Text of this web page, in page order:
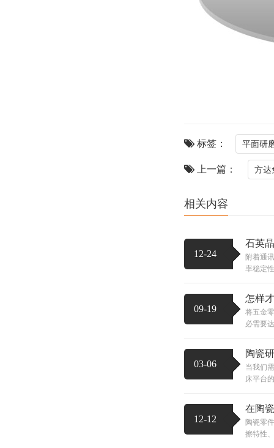
标签： 平面研
上一篇： 方达
相关内容
12-24
石英
附着通
率稳定
09-19
怎样
将五金
必需要
03-06
陶瓷
当我们
床平台
12-12
在陶
陶瓷零
擦特性